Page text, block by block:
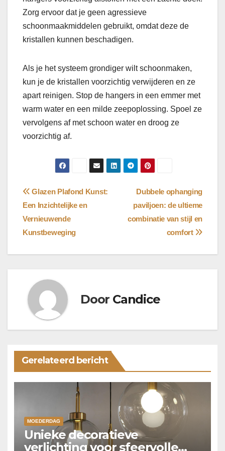
Zorg ervoor dat je geen agressieve
schoonmaakmiddelen gebruikt, omdat deze de
kristallen kunnen beschadigen.
Als je het systeem grondiger wilt schoonmaken,
kun je de kristallen voorzichtig verwijderen en ze
apart reinigen. Stop de hangers in een emmer met
warm water en een milde zeepoplossing. Spoel ze
vervolgens af met schoon water en droog ze
voorzichtig af.
Bericht
navigatie
Dubbele ophanging
paviljoen: de ultieme
combinatie van stijl en
comfort
Glazen Plafond Kunst:
Een Inzichtelijke en
Vernieuwende
Kunstbeweging
Door Candice
Gerelateerd bericht
MOEDERDAG
Unieke decoratieve
verlichting voor sfeervolle